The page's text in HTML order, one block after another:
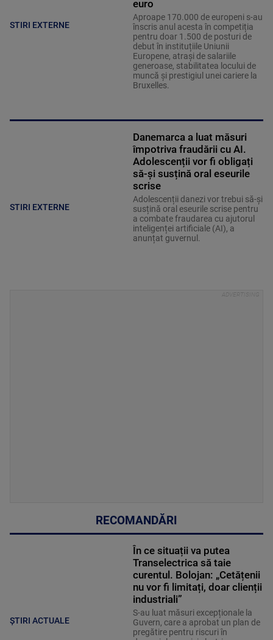
STIRI EXTERNE
euro
Aproape 170.000 de europeni s-au
înscris anul acesta în competiția
pentru doar 1.500 de posturi de
debut în instituțiile Uniunii
Europene, atrași de salariile
generoase, stabilitatea locului de
muncă și prestigiul unei cariere la
Bruxelles.
STIRI EXTERNE
Danemarca a luat măsuri
împotriva fraudării cu AI.
Adolescenții vor fi obligați
să-și susțină oral eseurile
scrise
Adolescenții danezi vor trebui să-și
susțină oral eseurile scrise pentru
a combate fraudarea cu ajutorul
inteligenței artificiale (AI), a
anunțat guvernul.
RECOMANDĂRI
ȘTIRI ACTUALE
În ce situații va putea
Transelectrica să taie
curentul. Bolojan: „Cetățenii
nu vor fi limitați, doar clienții
industriali”
S-au luat măsuri excepționale la
Guvern, care a aprobat un plan de
pregătire pentru riscuri în